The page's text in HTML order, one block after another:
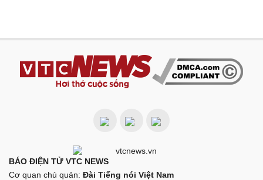
BÁO ĐIỆN TỬ VTC NEWS
Cơ quan chủ quản: Đài Tiếng nói Việt Nam